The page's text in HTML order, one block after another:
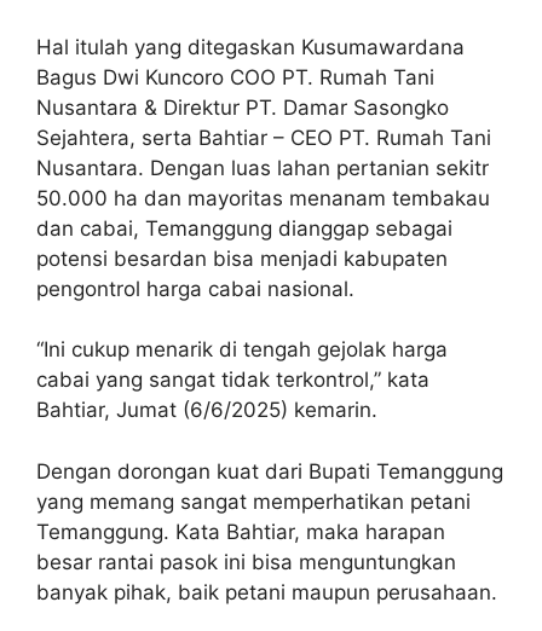
Hal itulah yang ditegaskan Kusumawardana
Bagus Dwi Kuncoro COO PT. Rumah Tani
Nusantara & Direktur PT. Damar Sasongko
Sejahtera, serta Bahtiar – CEO PT. Rumah Tani
Nusantara. Dengan luas lahan pertanian sekitr
50.000 ha dan mayoritas menanam tembakau
dan cabai, Temanggung dianggap sebagai
potensi besardan bisa menjadi kabupaten
pengontrol harga cabai nasional.
“Ini cukup menarik di tengah gejolak harga
cabai yang sangat tidak terkontrol,” kata
Bahtiar, Jumat (6/6/2025) kemarin.
Dengan dorongan kuat dari Bupati Temanggung
yang memang sangat memperhatikan petani
Temanggung. Kata Bahtiar, maka harapan
besar rantai pasok ini bisa menguntungkan
banyak pihak, baik petani maupun perusahaan.